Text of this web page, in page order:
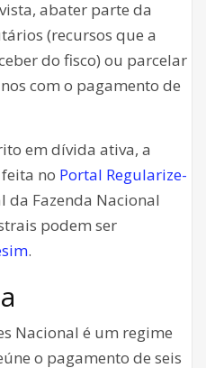
abater parte da
(recursos que a
do fisco) ou parcelar
com o pagamento de
em dívida ativa, a
no Portal Regularize-
da Fazenda Nacional
podem ser
.
Nacional é um regime
o pagamento de seis